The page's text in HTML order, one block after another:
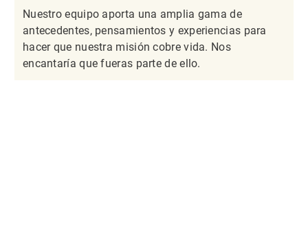
Nuestro equipo aporta una amplia gama de
antecedentes, pensamientos y experiencias para
hacer que nuestra misión cobre vida. Nos
encantaría que fueras parte de ello.